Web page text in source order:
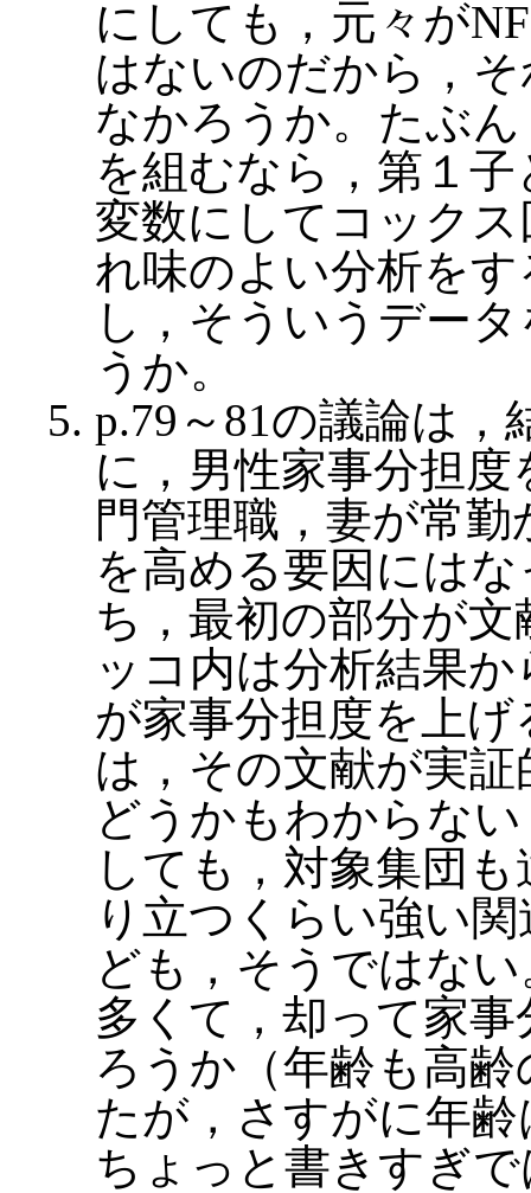
にしても，元々が
はないのだから，
なかろうか。たぶ
を組むなら，第１
変数にしてコック
れ味のよい分析を
し，そういうデー
うか。
p.79～81の議論は
に，男性家事分担
門管理職，妻が常
を高める要因には
ち，最初の部分が
ッコ内は分析結果
が家事分担度を上
は，その文献が実
どうかもわからな
しても，対象集団
り立つくらい強い
ども，そうではな
多くて，却って家
ろうか（年齢も高
たが，さすがに年
ちょっと書きすぎ